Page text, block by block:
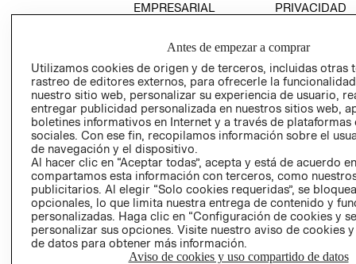
EMPRESARIAL
PRIVACIDAD
AVISO DE
COOKIES
LIBRO DE
Ecuador ($)
CAMBIAR REGIÓN
Antes de empezar a comprar
Utilizamos cookies de origen y de terceros, incluidas otras
rastreo de editores externos, para ofrecerle la
nuestro sitio web, personalizar su experiencia de usuario,
entregar publicidad personalizada en nuestros sitios web,
boletines informativos en Internet y a través de plataformas
sociales. Con ese fin, recopilamos información sobre el
de navegación y el dispositivo.
Al hacer clic en “Aceptar todas”, acepta y está de acuerdo
compartamos esta información con terceros, como
publicitarios. Al elegir “Solo cookies requeridas”, se
opcionales, lo que limita nuestra entrega de contenido y
personalizadas. Haga clic en “Configuración de cookies y
personalizar sus opciones. Visite nuestro aviso de cookies
de datos para obtener más información.
Aviso de cookies y uso compartido de datos